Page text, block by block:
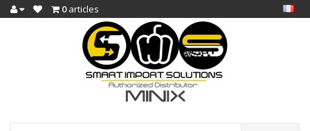
0articles